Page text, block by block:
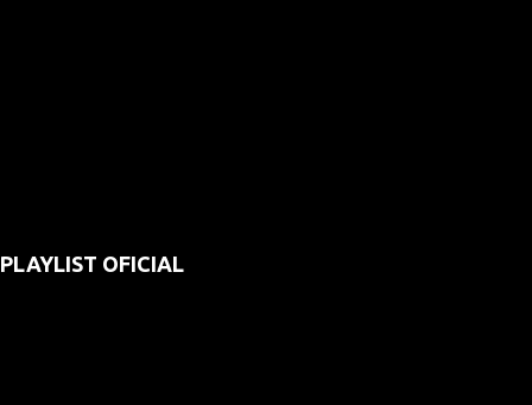
PLAYLIST OFICIAL